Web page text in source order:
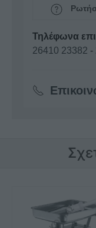
Τηλέφωνα
26410 23382 -